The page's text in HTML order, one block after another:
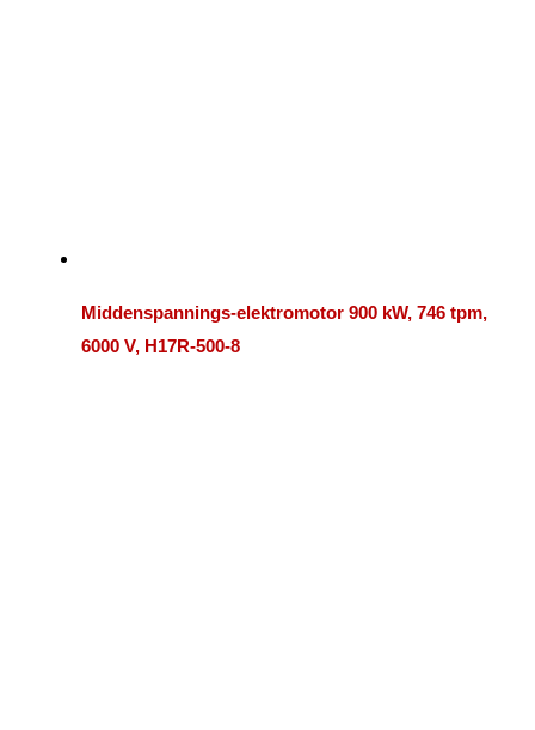
Middenspannings-elektromotor 900 kW, 746 tpm,
6000 V, H17R-500-8